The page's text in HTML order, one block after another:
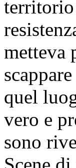
territorio
metteva
quel
vero e
sono